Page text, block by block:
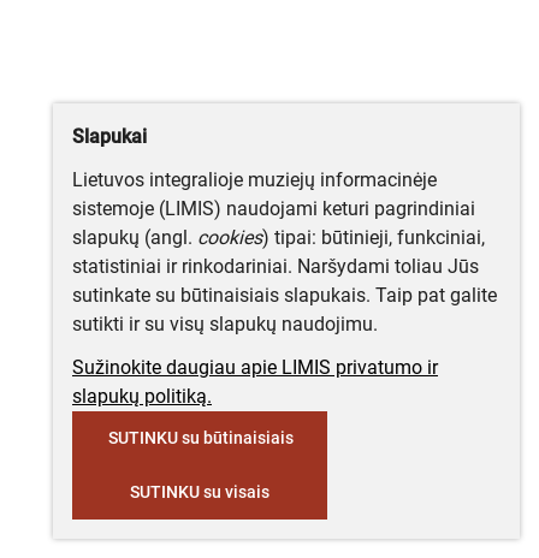
Slapukai
Lietuvos integralioje muziejų informacinėje
sistemoje (LIMIS) naudojami keturi pagrindiniai
slapukų (angl. cookies) tipai: būtinieji, funkciniai,
statistiniai ir rinkodariniai. Naršydami toliau Jūs
sutinkate su būtinaisiais slapukais. Taip pat galite
sutikti ir su visų slapukų naudojimu.
Sužinokite daugiau apie LIMIS privatumo ir
slapukų politiką.
SUTINKU su būtinaisiais
SUTINKU su visais